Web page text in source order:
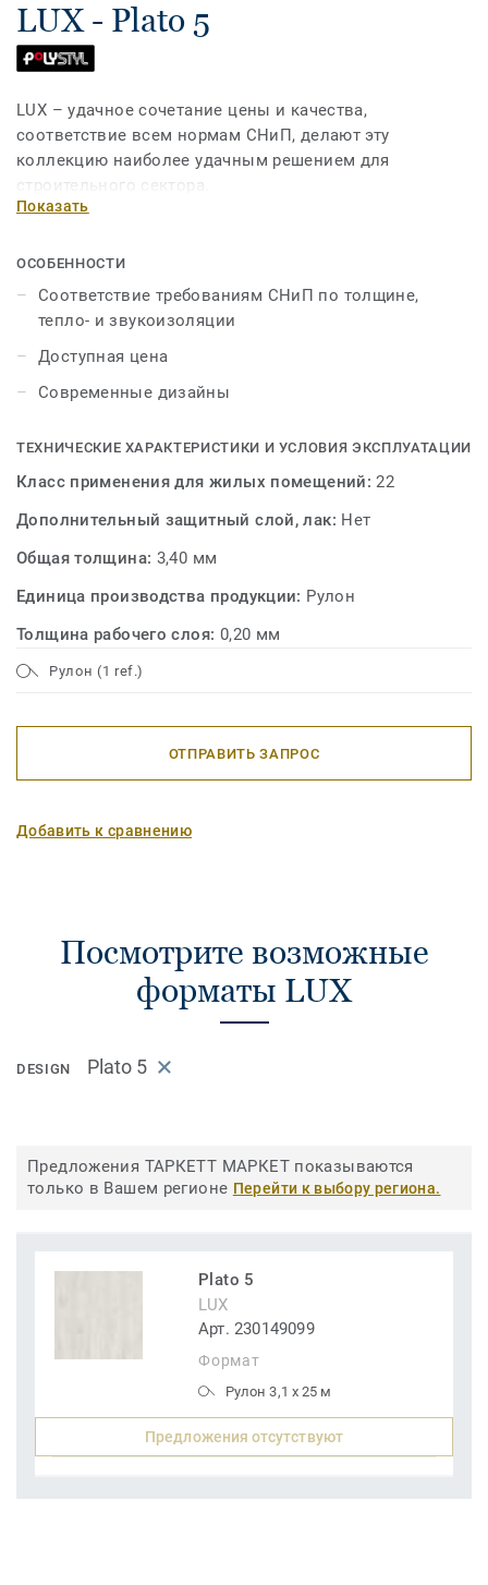
LUX - Plato 5
LUX – удачное сочетание цены и качества,
соответствие всем нормам СНиП, делают эту
коллекцию наиболее удачным решением для
строительного сектора.
Показать
ОСОБЕННОСТИ
Соответствие требованиям СНиП по толщине,
тепло- и звукоизоляции
Доступная цена
Современные дизайны
ТЕХНИЧЕСКИЕ ХАРАКТЕРИСТИКИ И УСЛОВИЯ ЭКСПЛУАТАЦИИ
Класс применения для жилых помещений:22
Дополнительный защитный слой, лак: Нет
Общая толщина: 3,40 мм
Единица производства продукции: Рулон
Толщина рабочего слоя: 0,20 мм
Рулон (1 ref.)
ОТПРАВИТЬ ЗАПРОС
Добавить к сравнению
Посмотрите возможные
форматы LUX
DESIGN Plato 5
Предложения ТАРКЕТТ МАРКЕТ показываются
только в Вашем регионе Перейти к выбору региона.
Plato 5
LUX
Арт. 230149099
Формат
Рулон 3,1 x 25 м
Предложения отсутствуют